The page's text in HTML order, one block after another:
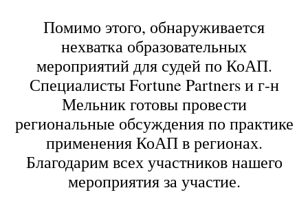
Помимо этого, обнаруживается
нехватка образовательных
мероприятий для судей по КоАП.
Специалисты Fortune Partners и г-н
Мельник готовы провести
региональные обсуждения по практике
применения КоАП в регионах.
Благодарим всех участников нашего
мероприятия за участие.